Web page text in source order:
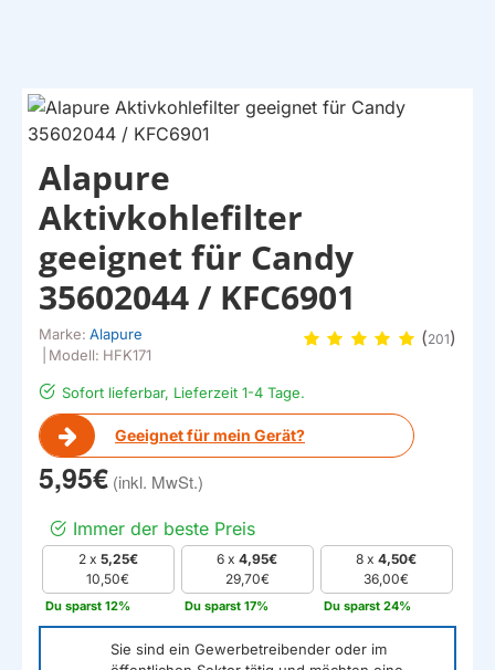
EIGENMARKE
Sofort lieferbar, Lieferzeit 1-4 Tage.
Geeignet für mein Gerät?
Alapure
Aktivkohlefilter
geeignet für Candy
35602044 / KFC6901
Marke: Alapure
Modell: HFK171
(201)
5,95€
Immer der beste Preis
2 x 5,25€
10,50€
Du sparst 12%
6 x4,95€
29,70€
Du sparst 17%
8 x4,50€
36,00€
Du sparst 24%
Sie sind ein Gewerbetreibender oder im